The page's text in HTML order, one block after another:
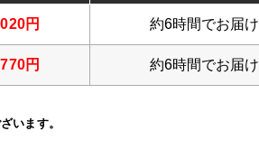
円 約6時間でお届け
円 約6時間でお届け
います。